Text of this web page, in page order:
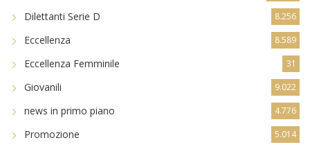
Dilettanti Serie D 8.256
Eccellenza 8.589
Eccellenza Femminile 31
Giovanili 9.022
news in primo piano 4.776
Promozione 5.014